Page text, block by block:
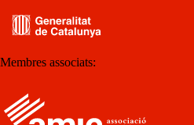
Membres associats: